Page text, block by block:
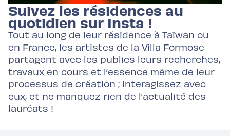
Suivez les résidences au
quotidien sur Insta !
Tout au long de leur résidence à Taïwan ou
en France, les artistes de la Villa Formose
partagent avec les publics leurs recherches,
travaux en cours et l’essence même de leur
processus de création ; interagissez avec
eux, et ne manquez rien de l’actualité des
lauréats !